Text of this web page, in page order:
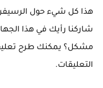
هذا كل شيء حول الرسيفر
شاركنا رأيك في هذا
مشكل؟ يمكنك طرح
التعليقات.